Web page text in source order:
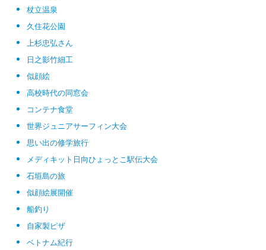
杖立温泉
久住花公園
上杉忠弘さん
日之影竹細工
似顔絵
高校時代の同窓会
コンテナ食堂
世界ジュニアサーフィン大会
思い出の修学旅行
メディキット日向ひょっとこ駅伝大会
石垣島の旅
似顔絵展開催
船釣り
自家製ピザ
ベトナム紀行